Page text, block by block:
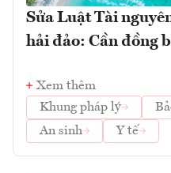
Sửa Luật Tài
hải đảo: Cần đồng
Xem thêm
Khung pháp lý
An sinh
Y tế